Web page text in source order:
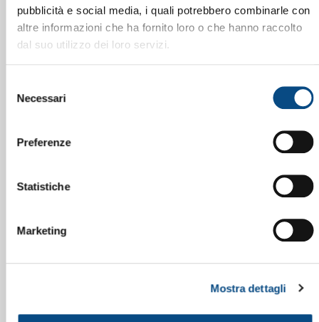
pubblicità e social media, i quali potrebbero combinarle con
altre informazioni che ha fornito loro o che hanno raccolto
dal suo utilizzo dei loro servizi.
delNecessari
Preferenze
Statistiche
Marketing
Mostra dettagli